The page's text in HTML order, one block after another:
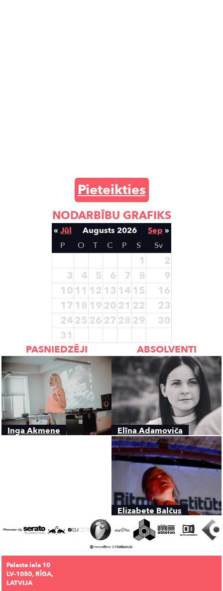
Pieteikties
NODARBĪBU GRAFIKS
« Jūl Augusts 2026 Sep »
P
O T C P S Sv
1
2
3
4 5 6 7 8
9
10 11 12 13 14 15
16
17 18 19 20 21 22
23
24 25 26 27 28 29
30
31
PASNIEDZĒJI
Inga Akmene
ABSOLVENTI
Elīna Adamoviča
Elizabete Balčus
Palasta iela 10
LV-1050, RĪGA,
LATVIJA